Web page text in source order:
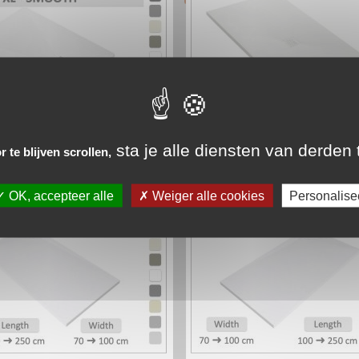
op maat met gladde...
vanaf 425€
douchebak 80x100 cm
vanaf 430€
te blijven scrollen, sta je alle diensten van derden
OK, accepteer alle Weiger alle cookies